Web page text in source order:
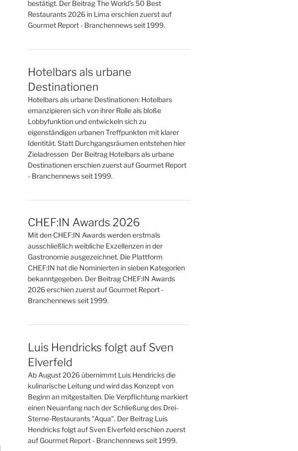
bestätigt. Der Beitrag The World’s 50 Best
Restaurants 2026 in Lima erschien zuerst auf
Gourmet Report - Branchennews seit 1999.
Hotelbars als urbane
Destinationen
Hotelbars als urbane Destinationen: Hotelbars
emanzipieren sich von ihrer Rolle als bloße
Lobbyfunktion und entwickeln sich zu
eigenständigen urbanen Treffpunkten mit klarer
Identität. Statt Durchgangsräumen entstehen hier
Zieladressen Der Beitrag Hotelbars als urbane
Destinationen erschien zuerst auf Gourmet Report
- Branchennews seit 1999.
CHEF:IN Awards 2026
Mit den CHEF:IN Awards werden erstmals
ausschließlich weibliche Exzellenzen in der
Gastronomie ausgezeichnet. Die Plattform
CHEF:IN hat die Nominierten in sieben Kategorien
bekanntgegeben. Der Beitrag CHEF:IN Awards
2026 erschien zuerst auf Gourmet Report -
Branchennews seit 1999.
Luis Hendricks folgt auf Sven
Elverfeld
Ab August 2026 übernimmt Luis Hendricks die
kulinarische Leitung und wird das Konzept von
Beginn an mitgestalten. Die Verpflichtung markiert
einen Neuanfang nach der Schließung des Drei-
Sterne-Restaurants "Aqua". Der Beitrag Luis
Hendricks folgt auf Sven Elverfeld erschien zuerst
auf Gourmet Report - Branchennews seit 1999.